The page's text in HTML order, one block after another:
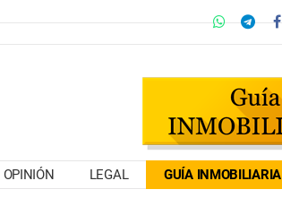
OPINIÓN LEGAL GUÍA INMOBILIARIA